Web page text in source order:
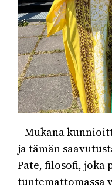
Mukana
ja tämän
Pate, filosofi, joka
tuntemattomassa